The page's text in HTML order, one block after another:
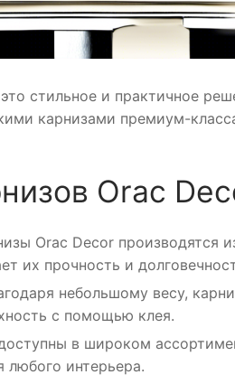
стильное и практичное
карнизами премиум-
Orac
Orac Decor производятся
их прочность и
небольшому весу,
с помощью клея.
в широком
любого интерьера.